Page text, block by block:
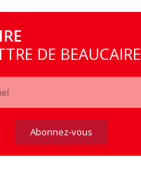
DE BEAUCAIRE